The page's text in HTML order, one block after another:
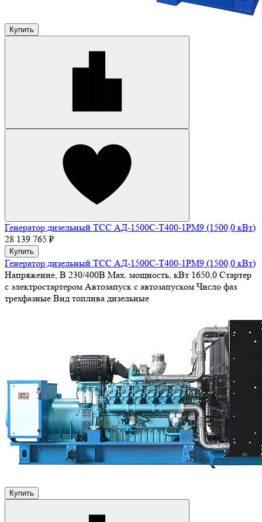
Купить
Генератор дизельный ТСС АД-1500С-Т400-1РМ9 (1500,0 кВт)
28 139 765 ₽
Купить
Генератор дизельный ТСС АД-1500С-Т400-1РМ9 (1500,0 кВт)
Напряжение, В 230/400В Max. мощность, кВт 1650,0 Стартер
с электростартером Автозапуск с автозапуском Число фаз
трехфазные Вид топлива дизельные
Купить